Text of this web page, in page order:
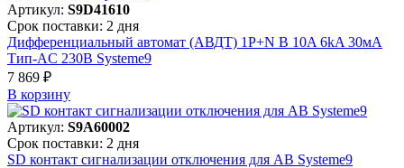
Артикул: S9D41610
Срок поставки: 2 дня
Дифференциальный автомат (АВДТ) 1P+N B 10A 6kA 30мА
Тип-AC 230В Systeme9
7 869 ₽
В корзинy
Артикул: S9A60002
Срок поставки: 2 дня
SD контакт сигнализации отключения для АВ Systeme9